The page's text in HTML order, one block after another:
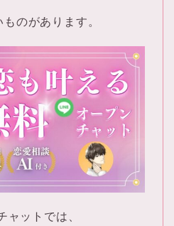
のがあります。
ャットでは、